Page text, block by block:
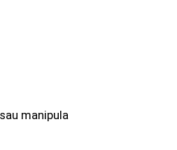
manipula